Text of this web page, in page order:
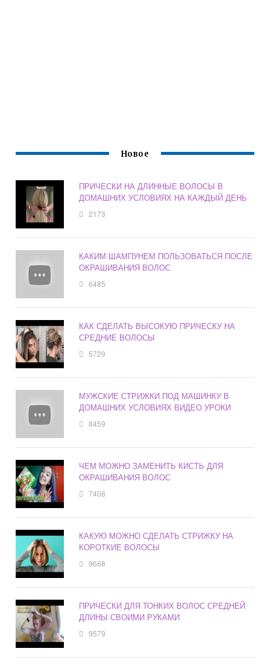
Новое
ПРИЧЕСКИ НА ДЛИННЫЕ ВОЛОСЫ В
ДОМАШНИХ УСЛОВИЯХ НА КАЖДЫЙ ДЕНЬ
2173
КАКИМ ШАМПУНЕМ ПОЛЬЗОВАТЬСЯ ПОСЛЕ
ОКРАШИВАНИЯ ВОЛОС
6485
КАК СДЕЛАТЬ ВЫСОКУЮ ПРИЧЕСКУ НА
СРЕДНИЕ ВОЛОСЫ
5729
МУЖСКИЕ СТРИЖКИ ПОД МАШИНКУ В
ДОМАШНИХ УСЛОВИЯХ ВИДЕО УРОКИ
8459
ЧЕМ МОЖНО ЗАМЕНИТЬ КИСТЬ ДЛЯ
ОКРАШИВАНИЯ ВОЛОС
7408
КАКУЮ МОЖНО СДЕЛАТЬ СТРИЖКУ НА
КОРОТКИЕ ВОЛОСЫ
9668
ПРИЧЕСКИ ДЛЯ ТОНКИХ ВОЛОС СРЕДНЕЙ
ДЛИНЫ СВОИМИ РУКАМИ
9579